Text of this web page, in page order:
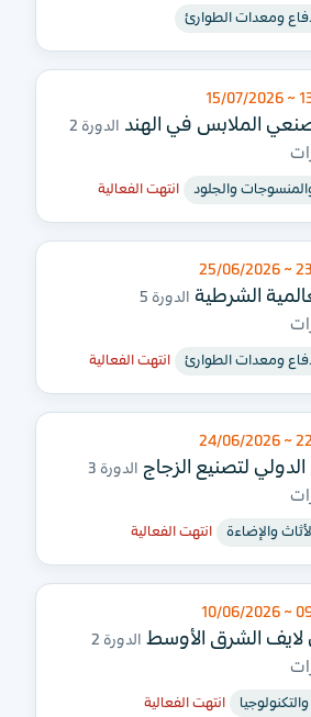
ومعدات الطوارئ
الملابس في الهند الدورة 2
والجلود انتهت الفعالية
23/
الشرطية الدورة 5
ومعدات الطوارئ انتهت الفعالية
22/
لتصنيع الزجاج الدورة 3
والإضاءة انتهت الفعالية
09/
لايف الشرق الأوسط الدورة 2
انتهت الفعالية